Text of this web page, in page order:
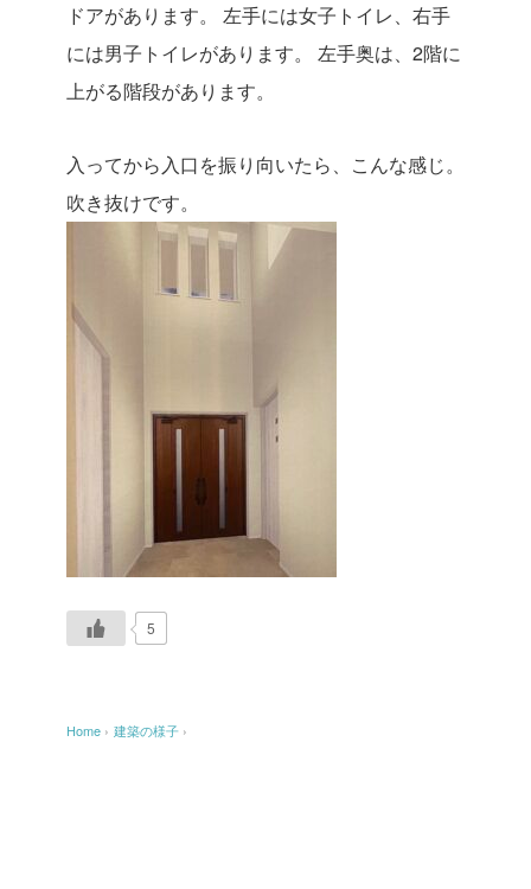
ドアがあります。
左手には女子トイレ、右手
には男子トイレがあります。
左手奥は、2階に
上がる階段があります。
入ってから入口を振り向いたら、こんな感じ。
吹き抜けです。
5
Home › 建築の様子 ›